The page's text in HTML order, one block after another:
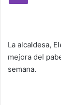
La alcaldesa,
mejora del
semana.